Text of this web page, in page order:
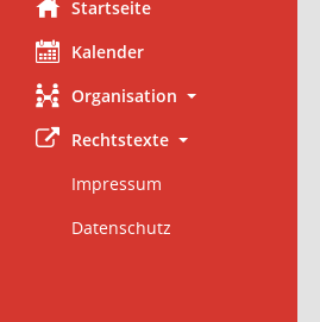
Startseite
Kalender
Organisation
Rechtstexte
Impressum
Datenschutz